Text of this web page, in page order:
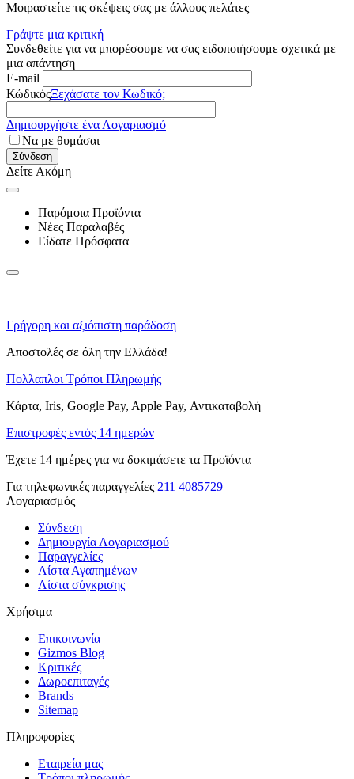
Μοιραστείτε τις σκέψεις σας με άλλους πελάτες
Γράψτε μια κριτική
Συνδεθείτε για να μπορέσουμε να σας ειδοποιήσουμε σχετικά με
μια απάντηση
E-mail
ΚώδικόςΞεχάσατε τον Κωδικό;
Δημιουργήστε ένα Λογαριασμό
Να με θυμάσαι
Σύνδεση
Δείτε Ακόμη
Παρόμοια Προϊόντα
Νέες Παραλαβές
Είδατε Πρόσφατα
Γρήγορη και αξιόπιστη παράδοση
Αποστολές σε όλη την Ελλάδα!
Πολλαπλοι Τρόποι Πληρωμής
Κάρτα, Iris, Google Pay, Apple Pay, Αντικαταβολή
Επιστροφές εντός 14 ημερών
Έχετε 14 ημέρες για να δοκιμάσετε τα Προϊόντα
Για τηλεφωνικές παραγγελίες 211 4085729
Λογαριασμός
Σύνδεση
Δημιουργία Λογαριασμού
Παραγγελίες
Λίστα Αγαπημένων
Λίστα σύγκρισης
Χρήσιμα
Επικοινωνία
Gizmos Blog
Κριτικές
Δωροεπιταγές
Brands
Sitemap
Πληροφορίες
Εταιρεία μας